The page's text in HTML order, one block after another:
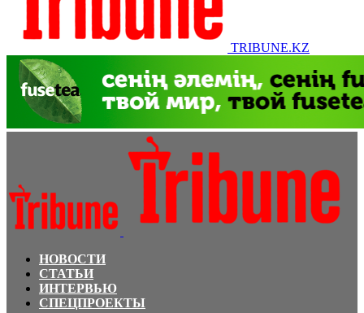
TRIBUNE.KZ
НОВОСТИ
СТАТЬИ
ИНТЕРВЬЮ
СПЕЦПРОЕКТЫ